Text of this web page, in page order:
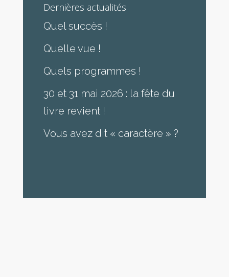
Dernières actualités
Quel succès !
Quelle vue !
Quels programmes !
30 et 31 mai 2026 : la fête du
livre revient !
Vous avez dit « caractère » ?